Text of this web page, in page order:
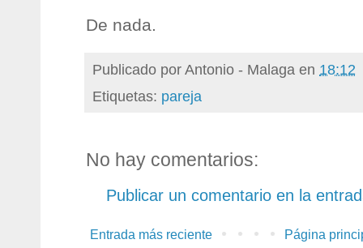
De nada.
Publicado porAntonio - Malaga en 18:12
Etiquetas: pareja
No hay comentarios:
Publicar un comentario en la
Entrada más reciente Página